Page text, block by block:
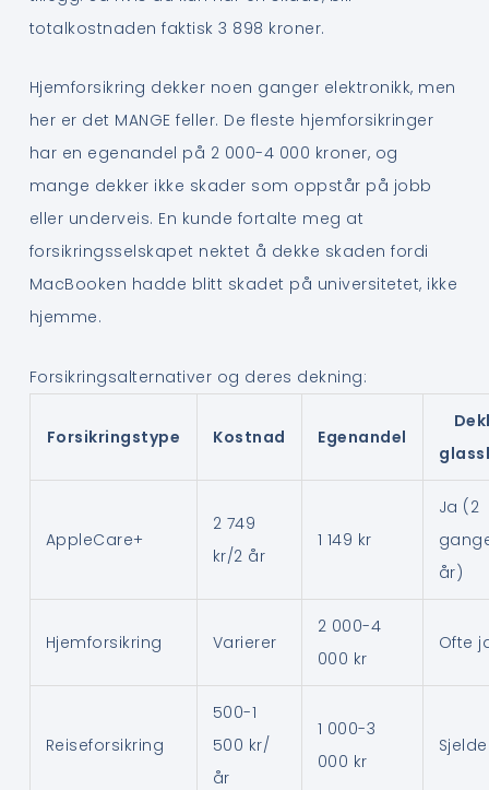
totalkostnaden faktisk 3 898 kroner.
Hjemforsikring dekker noen ganger elektronikk, men
her er det MANGE feller. De fleste hjemforsikringer
har en egenandel på 2 000-4 000 kroner, og
mange dekker ikke skader som oppstår på jobb
eller underveis. En kunde fortalte meg at
forsikringsselskapet nektet å dekke skaden fordi
MacBooken hadde blitt skadet på universitetet, ikke
hjemme.
Forsikringsalternativer og deres dekning:
Forsikringstype Kostnad Egenandel
AppleCare+
2 749
kr/2 år
1 149 kr
Ja (2
år)
Hjemforsikring Varierer
2 000-4
000 kr
Ofte
Reiseforsikring
500-1
500 kr/
år
1 000-3
000 kr